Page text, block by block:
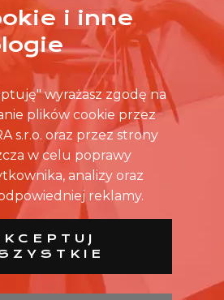
CIĘ NIE ZAINTERESOWAŁA?
BEZPOŚREDNIO ZE SKLEPEM.
i inne
wyrażasz zgodę na
plików cookie przez
s.r.o. oraz przez strony
w celu poprawy
analizy oraz
reklamy.